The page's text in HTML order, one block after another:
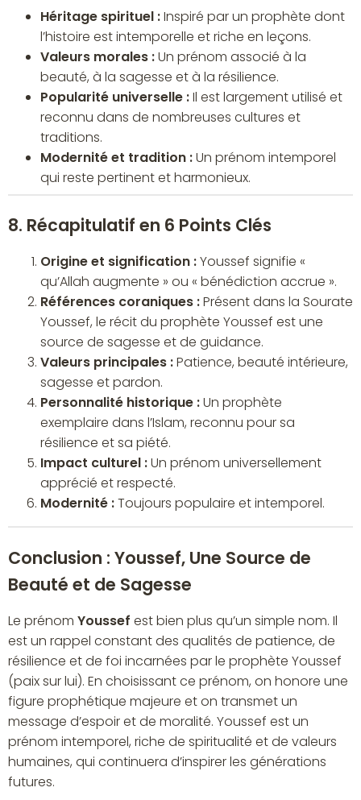
Héritage spirituel :Inspiré par un prophète dont
l’histoire est intemporelle et riche en leçons.
Valeurs morales :Un prénom associé à la
beauté, à la sagesse et à la résilience.
Popularité universelle :Il est largement utilisé et
reconnu dans de nombreuses cultures et
traditions.
Modernité et tradition :Un prénom intemporel
qui reste pertinent et harmonieux.
8. Récapitulatif en 6 Points Clés
Origine et signification :Youssef signifie «
qu’Allah augmente » ou « bénédiction accrue ».
Références coraniques :Présent dans la Sourate
Youssef, le récit du prophète Youssef est une
source de sagesse et de guidance.
Valeurs principales :Patience, beauté intérieure,
sagesse et pardon.
Personnalité historique :Un prophète
exemplaire dans l’Islam, reconnu pour sa
résilience et sa piété.
Impact culturel :Un prénom universellement
apprécié et respecté.
Modernité :Toujours populaire et intemporel.
Conclusion : Youssef, Une Source de
Beauté et de Sagesse
Le prénom Youssef est bien plus qu’un simple nom. Il
est un rappel constant des qualités de patience, de
résilience et de foi incarnées par le prophète Youssef
(paix sur lui). En choisissant ce prénom, on honore une
figure prophétique majeure et on transmet un
message d’espoir et de moralité. Youssef est un
prénom intemporel, riche de spiritualité et de valeurs
humaines, qui continuera d’inspirer les générations
futures.